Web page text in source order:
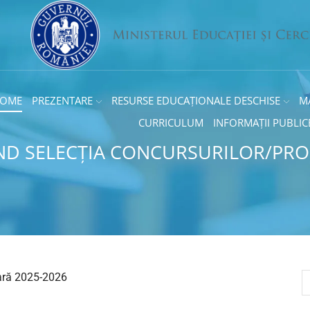
PREZENTARE RESURSE EDUCAȚIONALE DESCHISE
CURRICULUM
INFORMAȚII
SELECȚIA CONCURSURILOR/
2025-2026